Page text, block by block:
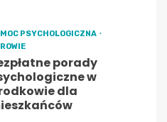
PSYCHOLOGICZNA
porady
w
dla